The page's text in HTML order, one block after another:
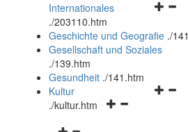
und
Internationales
./203110.htm
Geschichte und Geografie ./
Gesellschaft und Soziales
./139.htm
Gesundheit ./141.htm
Navigationsmenü
Kultur
./kultur.htm